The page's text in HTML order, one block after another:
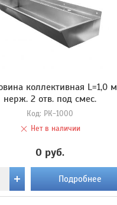
коллективная L=1,0 м
нерж. 2 отв. под смес.
Код: РК-1000
Нет в наличии
0 руб.
Подробнее